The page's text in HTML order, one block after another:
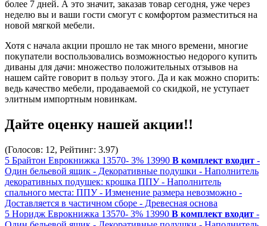
более 7 дней. А это значит, заказав товар сегодня, уже через
неделю вы и ваши гости смогут с комфортом разместиться на
новой мягкой мебели.
Хотя с начала акции прошло не так много времени, многие
покупатели воспользовались возможностью недорого купить
диваны для дачи: множество положительных отзывов на
нашем сайте говорит в пользу этого. Да и как можно спорить:
ведь качество мебели, продаваемой со скидкой, не уступает
элитным импортным новинкам.
Дайте оценку нашей акции!!
(Голосов: 12, Рейтинг: 3.97)
5 Брайтон Еврокнижка 13570- 3% 13990 В комплект входит -
Один бельевой ящик - Декоративные подушки - Наполнитель
декоративных подушек: крошка ППУ - Наполнитель
спального места: ППУ - Изменение размера невозможно -
Доставляется в частичном сборе - Древесная основа
5 Норидж Еврокнижка 13570- 3% 13990 В комплект входит -